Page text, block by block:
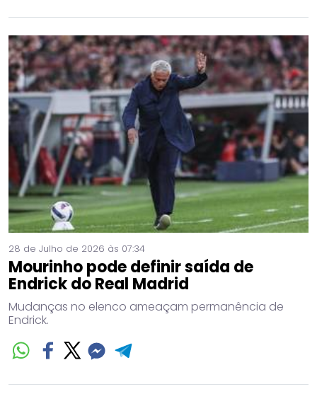
28 de Julho de 2026 às 07:34
Mourinho pode definir saída de
Endrick do Real Madrid
Mudanças no elenco ameaçam permanência de
Endrick.